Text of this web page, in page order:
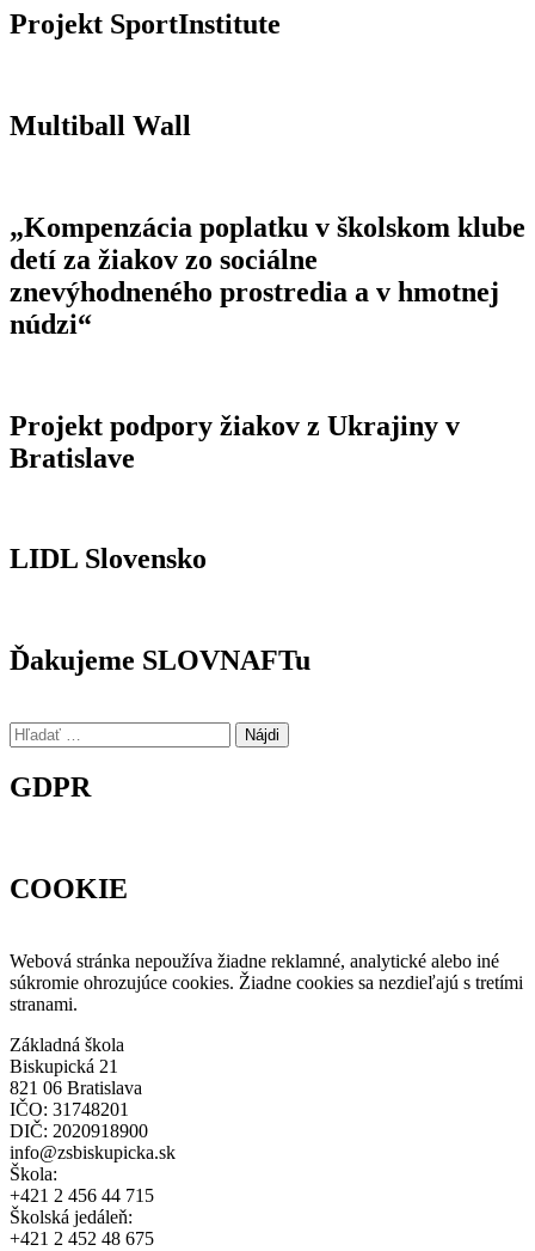
Projekt SportInstitute
Multiball Wall
„Kompenzácia poplatku v školskom klube
detí za žiakov zo sociálne
znevýhodneného prostredia a v hmotnej
núdzi“
Projekt podpory žiakov z Ukrajiny v
Bratislave
LIDL Slovensko
Ďakujeme SLOVNAFTu
Hľadať:
GDPR
COOKIE
Webová stránka nepoužíva žiadne reklamné, analytické alebo iné
súkromie ohrozujúce cookies. Žiadne cookies sa nezdieľajú s tretími
stranami.
Základná škola
Biskupická 21
821 06 Bratislava
IČO: 31748201
DIČ: 2020918900
info@zsbiskupicka.sk
Škola:
+421 2 456 44 715
Školská jedáleň:
+421 2 452 48 675